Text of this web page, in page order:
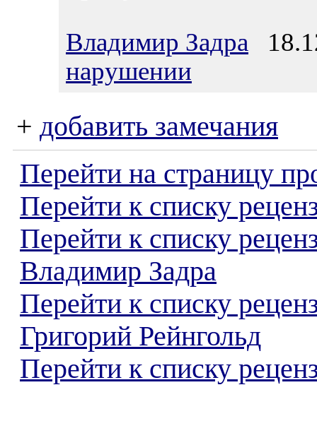
Владимир Задра
нарушении
+ добавить замечания
Перейти на страницу
Перейти к списку
Перейти к списку
Владимир Задра
Перейти к списку
Григорий Рейнгольд
Перейти к списку